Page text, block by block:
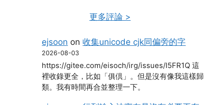
更多評論 >
ejsoon on收集unicode cjk同偏旁的字
2026-08-03
https://gitee.com/eisoch/irg/issues/I5FR1Q 這
裡收錄更全，比如「俱倶」。但是沒有像我這樣歸
類。我有時間再合並整理一下。